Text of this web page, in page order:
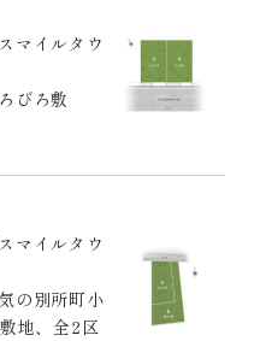
マイルタウ
びろ敷
マイルタウ
の別所町小
地、全2区